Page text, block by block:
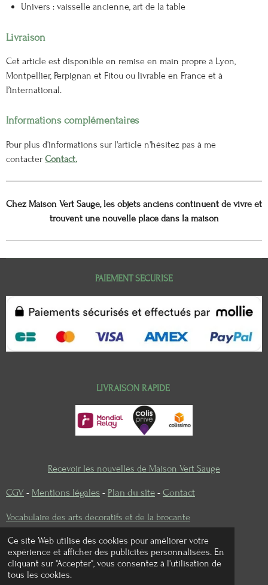
Ce site Web utilise des cookies pour améliorer votre
expérience et afficher des publicités personnalisées. En
cliquant sur "Accepter", vous consentez à l'utilisation de
tous les cookies.
Univers : vaisselle ancienne, art de la table
Livraison
Cet article est disponible en remise en main propre à Lyon,
Montpellier, Perpignan et Fitou ou livrable en France et à
l’international.
Informations complémentaires
Pour plus d'informations sur l'article n'hésitez pas à me
contacter Contact.
Chez Maison Vert Sauge, les objets anciens continuent de vivre et
trouvent une nouvelle place dans la maison
PAIEMENT SECURISE
LIVRAISON RAPIDE
Recevoir les nouvelles de Maison Vert Sauge
CGV - Mentions légales - Plan du site - Contact
Vocabulaire des arts décoratifs et de la brocante
I
P